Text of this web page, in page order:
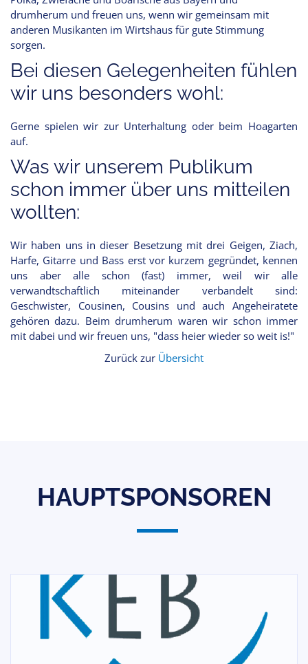
drumherum und freuen uns, wenn wir gemeinsam mit
anderen Musikanten im Wirtshaus für gute Stimmung
sorgen.
Bei diesen Gelegenheiten fühlen
wir uns besonders wohl:
Gerne spielen wir zur Unterhaltung oder beim Hoagarten
auf.
Was wir unserem Publikum
schon immer über uns mitteilen
wollten:
Wir haben uns in dieser Besetzung mit drei Geigen, Ziach,
Harfe, Gitarre und Bass erst vor kurzem gegründet, kennen
uns aber alle schon (fast) immer, weil wir alle
verwandtschaftlich miteinander verbandelt sind:
Geschwister, Cousinen, Cousins und auch Angeheiratete
gehören dazu. Beim drumherum waren wir schon immer
mit dabei und wir freuen uns, "dass heier wieder so weit is!"
Zurück zur Übersicht
HAUPTSPONSOREN